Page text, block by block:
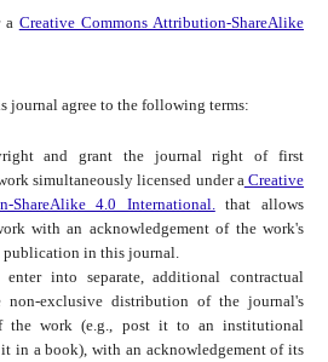
a Creative Commons Attribution-ShareAlike
journal agree to the following terms:
and grant the journal right of first
simultaneously licensed under a Creative
ShareAlike 4.0 International.
that allows
with an acknowledgement of the work's
in this journal.
into separate, additional contractual
non-exclusive distribution of the journal's
the work (e.g., post it to an institutional
in a book), with an acknowledgement of its